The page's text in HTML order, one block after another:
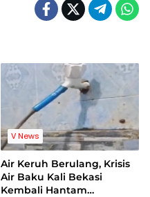
V News
Air Keruh Berulang, Krisis
Air Baku Kali Bekasi
Kembali Hantam